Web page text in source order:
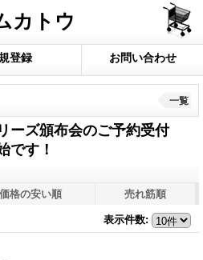
カトウ
登録 お問い合わせ
ーズ頒布会のご予約受付
です！
一覧
価格の安い順 売れ筋順
表示件数: